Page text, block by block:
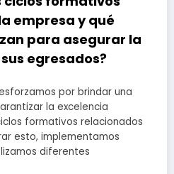
empresa y qué
para asegurar la
egresados?
por brindar una
la excelencia
formativos relacionados
esto, implementamos
diferentes